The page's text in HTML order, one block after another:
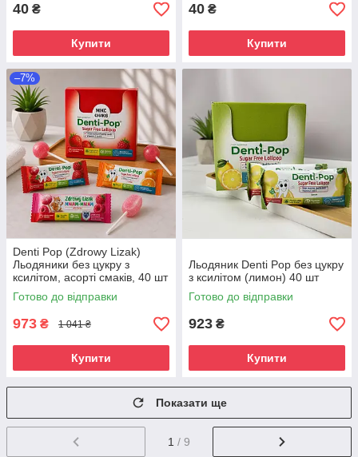
40 ₴
Купити
40 ₴
Купити
–7%
Denti Pop (Zdrowy Lizak)
Льодяники без цукру з
ксилітом, асорті смаків, 40 шт
Готово до відправки
973 ₴ 1 041 ₴
Купити
Льодяник Denti Pop без цукру
з ксилітом (лимон) 40 шт
Готово до відправки
923 ₴
Купити
Показати ще
1 / 9